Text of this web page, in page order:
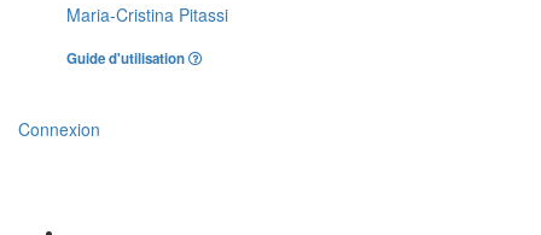
Maria-Cristina Pitassi
Guide d'utilisation
Connexion